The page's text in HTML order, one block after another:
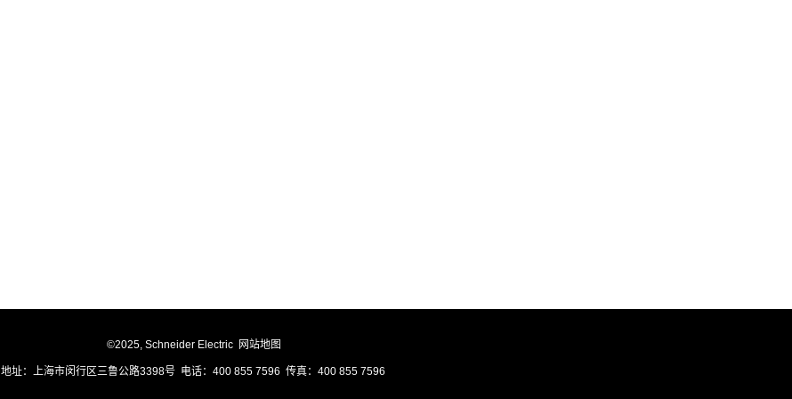
©2025, Schneider Electric 网站地图
地址：上海市闵行区三鲁公路3398号 电话：400 855 7596 传真：400 855 7596